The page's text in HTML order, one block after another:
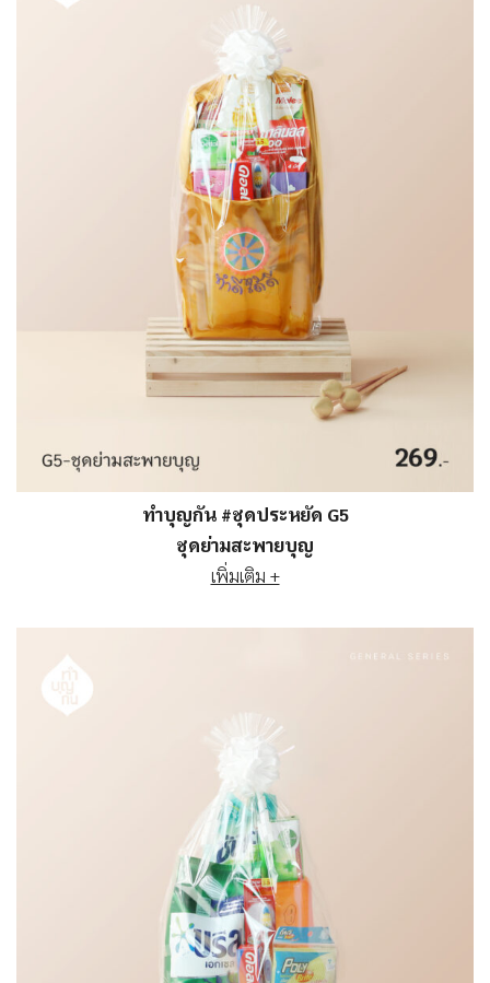
ทำบุญกัน #ชุดประหยัด G5
ชุดย่ามสะพายบุญ
เพิ่มเติม +